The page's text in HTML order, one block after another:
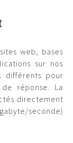
web, bases
sur nos
différents pour
réponse. La
directement
seconde)